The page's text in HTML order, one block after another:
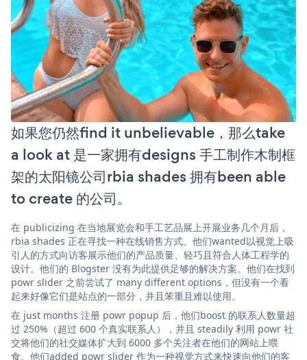
如果您仍然find it unbelievable，那么take
a look at 是一家拥有designs 手工制作木制框
架的太阳镜公司rbia shades 拥有been able
to create 的公司。
在 publicizing 在当地展览会和手工艺品展上开展业务几个月后，
rbia shades 正在寻找一种在线销售方式。他们wanted以视觉上吸
引人的方式向访客展示他们的产品质量、轻巧且符合人体工程学的
设计。他们的 Blogster 没有为此提供足够的解决方案。他们在找到
powr slider 之前尝试了 many different options，但没有一个看
起来好像它们是站点的一部分，并且笨重且难以使用。
在 just months 注册 powr popup 后，他们boost 的联系人数量超
过 250%（超过 600 个真实联系人），并且 steadily 利用 powr 社
交将他们的社交媒体扩大到 6000 多个关注者在他们的网站上喂
食。他们added powr slider 作为一种视觉方式来快速向他们的客